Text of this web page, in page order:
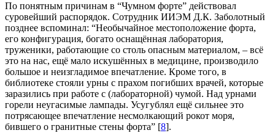
По понятным причинам в “Чумном форте” действовал
суровейший распорядок. Сотрудник ИИЭМ Д.К. Заболотный
позднее вспоминал: “Необычайное местоположение форта,
его конфигурация, богато оснащённая лаборатория,
труженики, работающие со столь опасным материалом, – всё
это на нас, ещё мало искушённых в медицине, производило
большое и неизгладимое впечатление. Кроме того, в
библиотеке стояли урны с прахом погибших врачей, которые
заразились при работе с (лабораторной) чумой. Над урнами
горели неугасимые лампады. Усугублял ещё сильнее это
потрясающее впечатление несмолкающий рокот моря,
бившего о гранитные стены форта” [8].